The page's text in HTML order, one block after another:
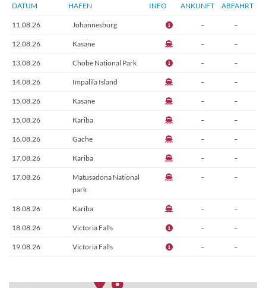
DATUM HAFEN INFO ANKUNFT ABFAHRT
11.08.26 Johannesburg – –
12.08.26 Kasane – –
13.08.26 Chobe National Park – –
14.08.26 Impalila Island – –
15.08.26 Kasane – –
15.08.26 Kariba – –
16.08.26 Gache – –
17.08.26 Kariba – –
17.08.26
Matusadona National
park
– –
18.08.26 Kariba – –
18.08.26 Victoria Falls – –
19.08.26 Victoria Falls – –